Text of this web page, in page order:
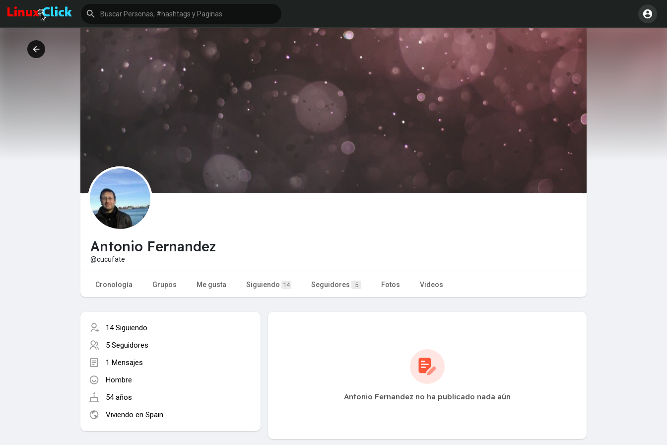
Antonio Fernandez
@cucufate
Cronología Grupos Me gusta Siguiendo 14 Seguidores 5 Fotos Videos
14 Siguiendo
5 Seguidores
1 Mensajes
Hombre
54 años
Viviendo en Spain
Antonio Fernandez no ha publicado nada aún